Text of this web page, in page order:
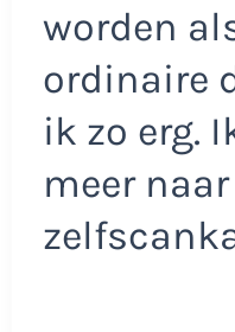
worden
ordinaire
ik zo erg.
meer naar